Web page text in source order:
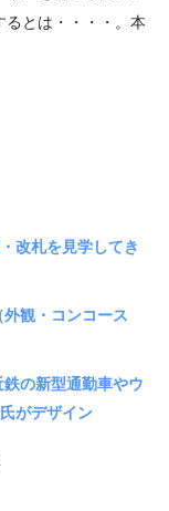
るとは・・・・。本
改札を見学してき
外観・コンコース
の新型通勤車やウ
がデザイン